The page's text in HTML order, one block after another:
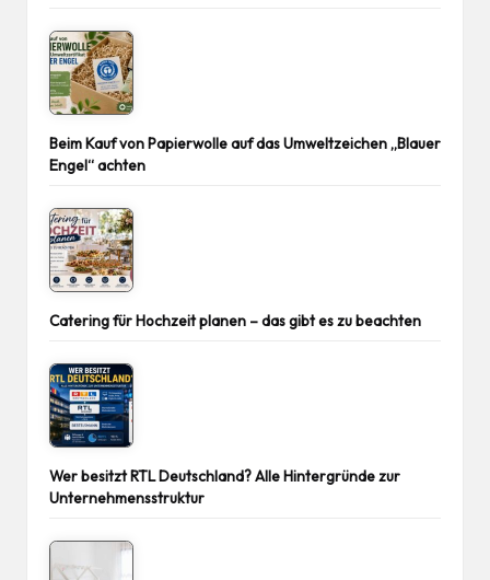
Beim Kauf von Papierwolle auf das Umweltzeichen „Blauer
Engel“ achten
Catering für Hochzeit planen – das gibt es zu beachten
Wer besitzt RTL Deutschland? Alle Hintergründe zur
Unternehmensstruktur